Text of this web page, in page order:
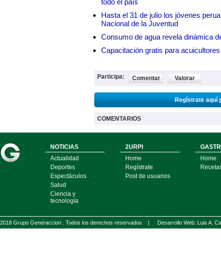
todo el país
Hasta el 31 de julio los jóvenes
Nacional de la Juventud
Consumo de agua revela dinámica
Capacitación gratis para
Participa: Comentar Valorar
Regístrate aquí
COMENTARIOS
NOTICIAS
Actualidad
Deportes
Espectáculos
Salud
Ciencia y
tecnología
2URPI
Home
Regístrate
Post de usuarios
Home
2018 Grupo Generaccion . Todos los derechos reservados | Desarrollo Web: Luis